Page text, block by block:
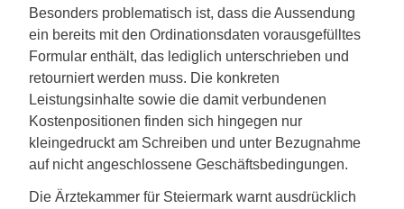
Besonders problematisch ist, dass die Aussendung
ein bereits mit den Ordinationsdaten vorausgefülltes
Formular enthält, das lediglich unterschrieben und
retourniert werden muss. Die konkreten
Leistungsinhalte sowie die damit verbundenen
Kostenpositionen finden sich hingegen nur
kleingedruckt am Schreiben und unter Bezugnahme
auf nicht angeschlossene Geschäftsbedingungen.
Die Ärztekammer für Steiermark warnt ausdrücklich